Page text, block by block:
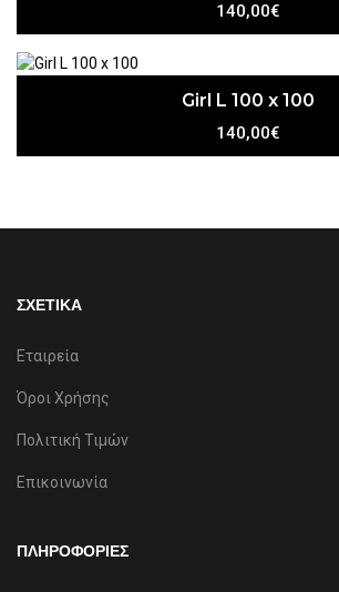
140,00€
Girl L 100 x 100
140,00€
ΣΧΕΤΙΚΑ
Εταιρεία
Όροι Χρήσης
Πολιτική Τιμών
Επικοινωνία
ΠΛΗΡΟΦΟΡΙΕΣ